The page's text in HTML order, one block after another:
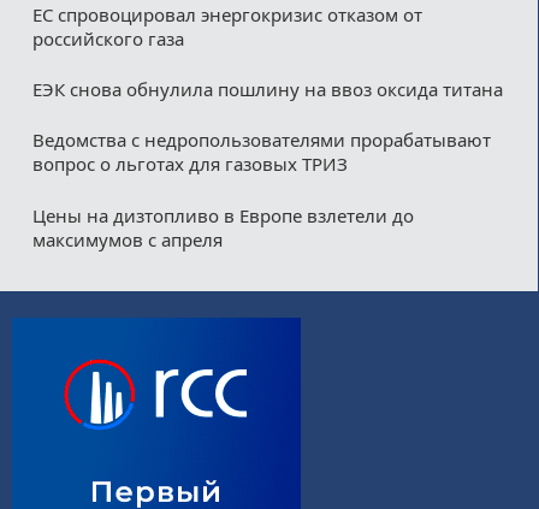
ЕС спровоцировал энергокризис отказом от
российского газа
ЕЭК снова обнулила пошлину на ввоз оксида титана
Ведомства с недропользователями прорабатывают
вопрос о льготах для газовых ТРИЗ
Цены на дизтопливо в Европе взлетели до
максимумов с апреля